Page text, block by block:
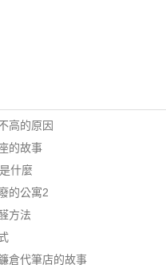
高的原因
的故事
什麼
的公寓2
方法
倉代筆店的故事